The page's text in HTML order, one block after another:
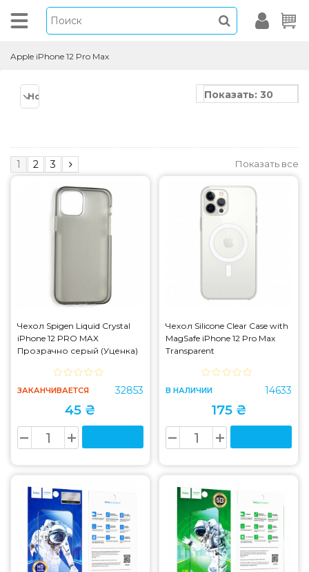
Apple iPhone 12 Pro Max
Новинки Показать: 30
Показать все
1 2 3
Чехол Spigen Liquid Crystal
iPhone 12 PRO MAX
Прозрачно серый (Уценка)
ЗАКАНЧИВАЕТСЯ 32853
45 ₴
Чехол Silicone Clear Case with
MagSafe iPhone 12 Pro Max
Transparent
В НАЛИЧИИ 14633
175 ₴